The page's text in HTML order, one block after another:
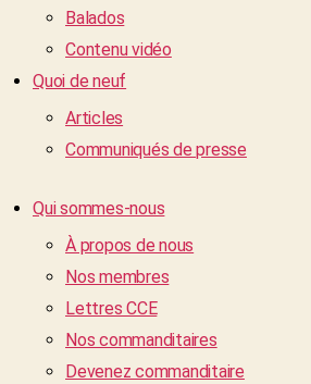
Balados
Contenu vidéo
Quoi de neuf
Articles
Communiqués de presse
Qui sommes-nous
À propos de nous
Nos membres
Lettres CCE
Nos commanditaires
Devenez commanditaire